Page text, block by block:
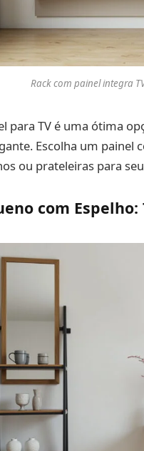
Rack com painel integra
para TV é uma ótima
Escolha um
ou prateleiras para
com